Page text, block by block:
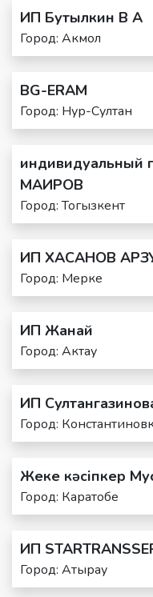
ИП Бутылкин В А
Город: Акмол
BG-ERAM
Город: Нур-Султан
индивидуальный
МАИРОВ
Город: Тогызкент
ИП ХАСАНОВ
Город: Мерке
ИП Жанай
Город: Актау
ИП
Город:
Жеке кәсіпкер
Город: Каратобе
ИП
Город: Атырау